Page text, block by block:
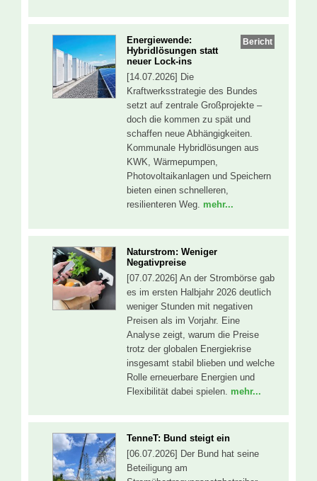
Bericht
Energiewende:
Hybridlösungen statt
neuer Lock-ins
[14.07.2026] Die
Kraftwerksstrategie des Bundes
setzt auf zentrale Großprojekte –
doch die kommen zu spät und
schaffen neue Abhängigkeiten.
Kommunale Hybridlösungen aus
KWK, Wärmepumpen,
Photovoltaikanlagen und Speichern
bieten einen schnelleren,
resilienteren Weg. mehr...
Naturstrom: Weniger
Negativpreise
[07.07.2026] An der Strombörse gab
es im ersten Halbjahr 2026 deutlich
weniger Stunden mit negativen
Preisen als im Vorjahr. Eine
Analyse zeigt, warum die Preise
trotz der globalen Energiekrise
insgesamt stabil blieben und welche
Rolle erneuerbare Energien und
Flexibilität dabei spielen. mehr...
TenneT: Bund steigt ein
[06.07.2026] Der Bund hat seine
Beteiligung am